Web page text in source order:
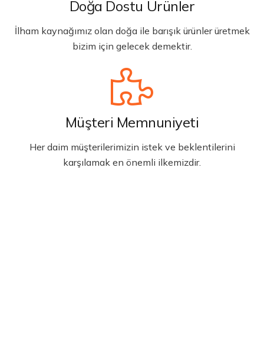
Doğa Dostu Ürünler
İlham kaynağımız olan doğa ile barışık ürünler üretmek
bizim için gelecek demektir.
Müşteri Memnuniyeti
Her daim müşterilerimizin istek ve beklentilerini
karşılamak en önemli ilkemizdir.